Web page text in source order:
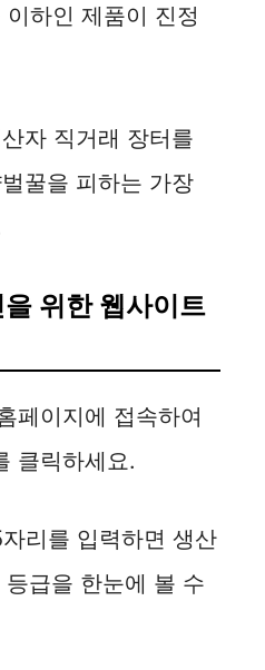
하인 제품이 진정
자 직거래 장터를
꿀을 피하는 가장
위한 웹사이트
페이지에 접속하여
클릭하세요.
리를 입력하면 생산
급을 한눈에 볼 수